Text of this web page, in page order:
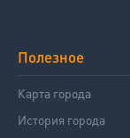
Полезное
Карта города
История города